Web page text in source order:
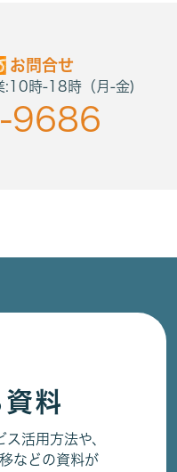
お問合せ
:10時-18時（月-金)
9686
料
活用方法や、
などの資料が